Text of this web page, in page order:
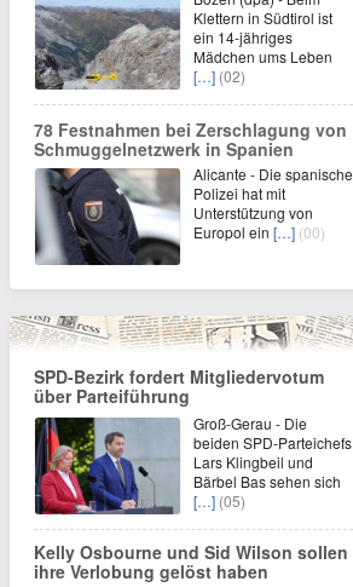
Klettern in Südtirol ist
ein 14-jähriges
Mädchen ums Leben
[…] (02)
78 Festnahmen bei Zerschlagung von
Schmuggelnetzwerk in Spanien
Alicante - Die spanische
Polizei hat mit
Unterstützung von
Europol ein […] (00)
SPD-Bezirk fordert Mitgliedervotum
über Parteiführung
Groß-Gerau - Die
beiden SPD-Parteichefs
Lars Klingbeil und
Bärbel Bas sehen sich
[…] (05)
Kelly Osbourne und Sid Wilson sollen
ihre Verlobung gelöst haben